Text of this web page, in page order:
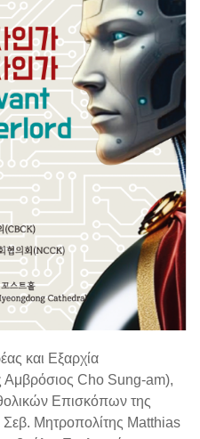
και Εξαρχία
Αμβρόσιος Cho Sung-am),
Επισκόπων της
Μητροπολίτης Matthias